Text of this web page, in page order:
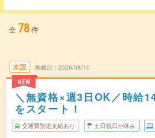
全 78件
未読
NEW
掲載日 2026/08/10
＼無資格×週3日OK／時給
をスタート！
交通費別途支給あり 土日祝日が休み